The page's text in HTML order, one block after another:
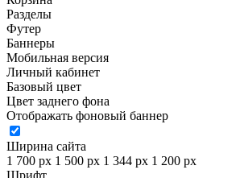
Разделы
Футер
Баннеры
Мобильная версия
Личный кабинет
Базовый цвет
Цвет заднего фона
Отображать фоновый баннер
Ширина сайта
1 700 px 1 500 px 1 344 px 1 200 px
Шрифт